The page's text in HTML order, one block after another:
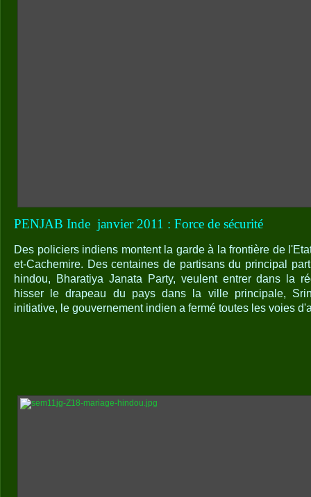
PENJAB Inde janvier 2011 : Force de sécurité
Des policiers indiens montent la garde à la frontière de
et-Cachemire. Des centaines de partisans du principal
hindou, Bharatiya Janata Party, veulent entrer dans la
hisser le drapeau du pays dans la ville principale,
initiative, le gouvernement indien a fermé toutes les voies